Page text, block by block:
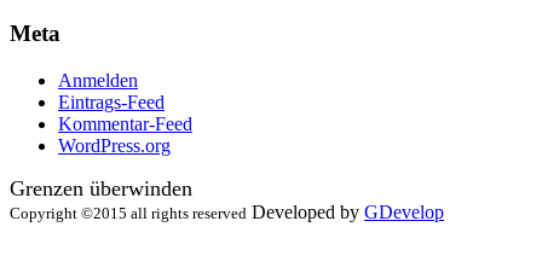
Meta
Anmelden
Eintrags-Feed
Kommentar-Feed
WordPress.org
Grenzen überwinden
Copyright ©2015 all rights reserved Developed by GDevelop